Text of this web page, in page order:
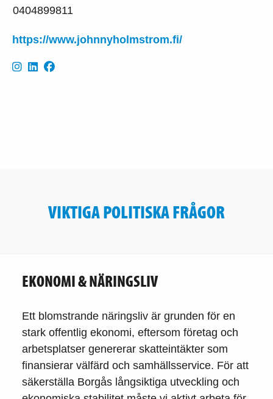
0404899811
https://www.johnnyholmstrom.fi/
VIKTIGA POLITISKA FRÅGOR
EKONOMI & NÄRINGSLIV
Ett blomstrande näringsliv är grunden för en
stark offentlig ekonomi, eftersom företag och
arbetsplatser genererar skatteintäkter som
finansierar välfärd och samhällsservice. För att
säkerställa Borgås långsiktiga utveckling och